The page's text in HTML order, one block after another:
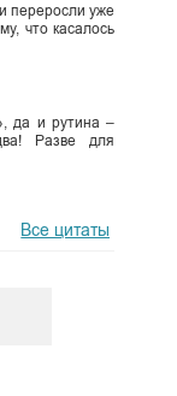
переросли уже
что касалось
да и рутина –
Разве для
Все цитаты